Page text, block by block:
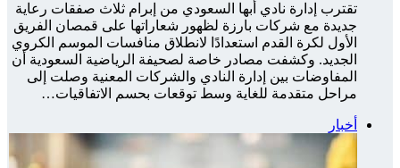
تقترب إدارة نادي أبها السعودي من إبرام ثلاث صفقات رعاية
جديدة مع شركات بارزة لظهور شعاراتها على قمصان الفريق
الأول لكرة القدم استعدادًا لانطلاق منافسات الموسم الكروي
الجديد. وكشفت مصادر خاصة لصحيفة الرياضية السعودية أن
المفاوضات بين إدارة النادي والشركات المعنية وصلت إلى
مراحل متقدمة للغاية وسط توقعات بحسم الاتفاقيات…
أخبار